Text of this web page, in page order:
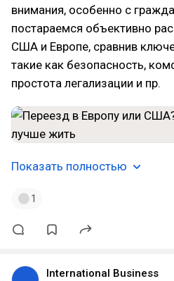
внимания, особенно с
постараемся объективно
США и Европе, сравнив
такие как безопасность,
простота легализации и пр.
Показать полностью
1
International Business